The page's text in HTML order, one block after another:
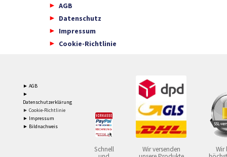
AGB
Datenschutz
Impressum
Cookie-Richtlinie
► AGB
►
Datenschutzerklärung
► Cookie-Richtlinie
► Impressum
► Bildnachweis
Schnell
Wir versenden
Wir